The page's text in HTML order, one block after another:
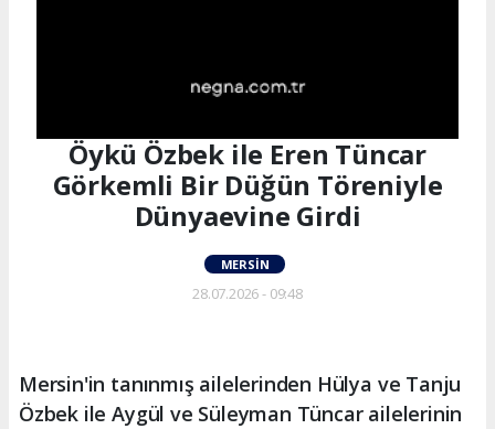
Öykü Özbek ile Eren Tüncar
Görkemli Bir Düğün Töreniyle
Dünyaevine Girdi
MERSIN
28.07.2026 - 09:48
Mersin'in tanınmış ailelerinden Hülya ve Tanju
Özbek ile Aygül ve Süleyman Tüncar ailelerinin